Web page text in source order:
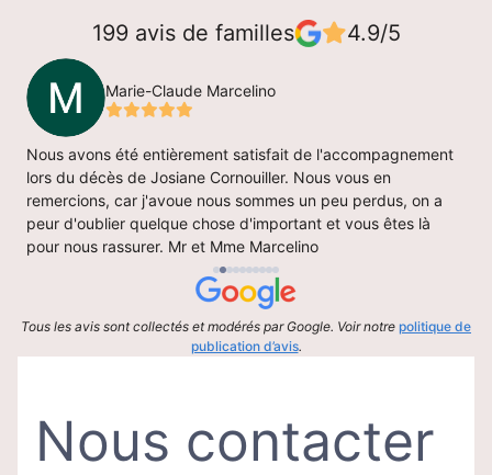
199 avis de familles 4.9/5
Marie-Claude Marcelino
Nous avons été entièrement satisfait de l'accompagnement
lors du décès de Josiane Cornouiller. Nous vous en
remercions, car j'avoue nous sommes un peu perdus, on a
peur d'oublier quelque chose d'important et vous êtes là
pour nous rassurer. Mr et Mme Marcelino
Tous les avis sont collectés et modérés par Google. Voir notre politique de
publication d’avis.
Nous contacter